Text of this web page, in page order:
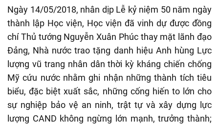
Ngày 14/05/2018, nhân dịp Lễ kỷ niệm 50 năm ngày
thành lập Học viện, Học viện đã vinh dự được đồng
chí Thủ tướng Nguyễn Xuân Phúc thay mặt lãnh đạo
Đảng, Nhà nước trao tặng danh hiệu Anh hùng Lực
lượng vũ trang nhân dân thời kỳ kháng chiến chống
Mỹ cứu nước nhằm ghi nhận những thành tích tiêu
biểu, đặc biệt xuất sắc, những cống hiến to lớn cho
sự nghiệp bảo vệ an ninh, trật tự và xây dựng lực
lượng CAND không ngừng lớn mạnh, trưởng thành;